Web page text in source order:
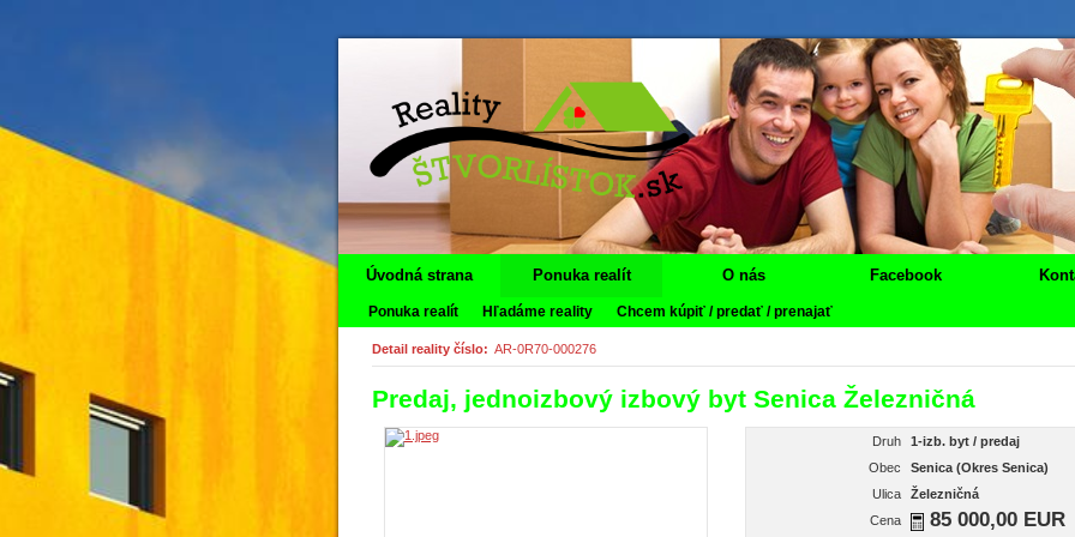
Úvodná strana Ponuka realít
Ponuka realít Hľadáme reality Chcem kúpiť / predať / prenajať
O nás Facebook
Detail reality číslo: AR-0R70-000276
Predaj, jednoizbový izbový byt Senica Železničná
Druh
1-izb. byt / predaj
Obec
Senica (Okres Senica)
Ulica
Železničná
Cena
85 000,00 EUR